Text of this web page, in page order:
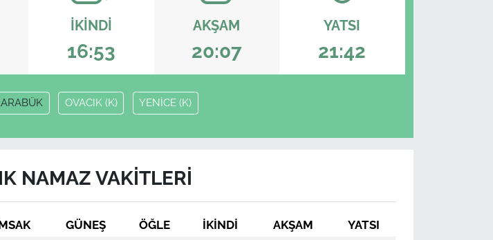
İKINDI
16:53
AKŞAM
20:07
YATSI
21:42
OVACIK (K) YENİCE (K)
NAMAZ VAKITLERI
GÜNEŞ ÖĞLE İKINDI AKŞAM
YATSI